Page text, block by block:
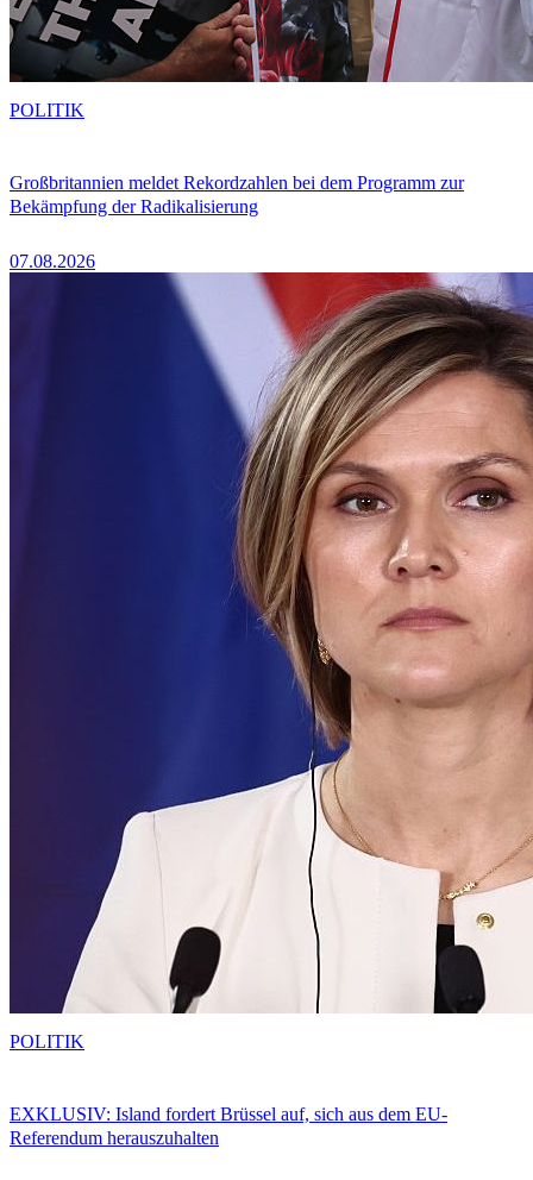
Großbritannien meldet Rekordzahlen bei dem Programm zur
Bekämpfung der Radikalisierung
07.08.2026
POLITIK
EXKLUSIV: Island fordert Brüssel auf, sich aus dem EU-
Referendum herauszuhalten
POLITIK